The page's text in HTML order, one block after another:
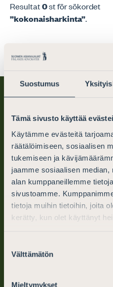
Suostumus
Tämä sivusto käyttää
Käytämme evästeitä
räätälöimiseen, sosiaalisen
tukemiseen ja
jaamme sosiaalisen
alan kumppaneillemme
sivustoamme.
tietoja muihin tietoihin, joita
kerätty, kun olet käyttänyt
valinta
Välttämätön
Mieltymykset
Resultat0st för sökordet
”kokonaisharkinta”.
Finlands Advokater
PB 194 (Mikaelsgatan 25)
00101 Helsingfors